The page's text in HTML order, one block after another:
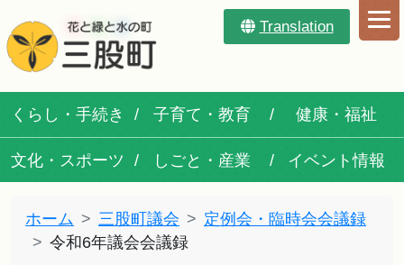
Translation
くらし・手続き 子育て・教育 健康・福祉
文化・スポーツ しごと・産業 イベント情報
ホーム 三股町議会
定例会・臨時会会議録
令和6年議会会議録